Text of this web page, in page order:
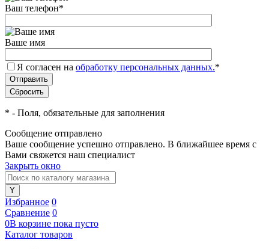
Ваш телефон*
Ваше имя
Я согласен на обработку персональных данных.*
* - Поля, обязательные для заполнения
Сообщение отправлено
Ваше сообщение успешно отправлено. В ближайшее время с
Вами свяжется наш специалист
Закрыть окно
Избранное 0
Сравнение 0
0В корзине пока пусто
Каталог товаров